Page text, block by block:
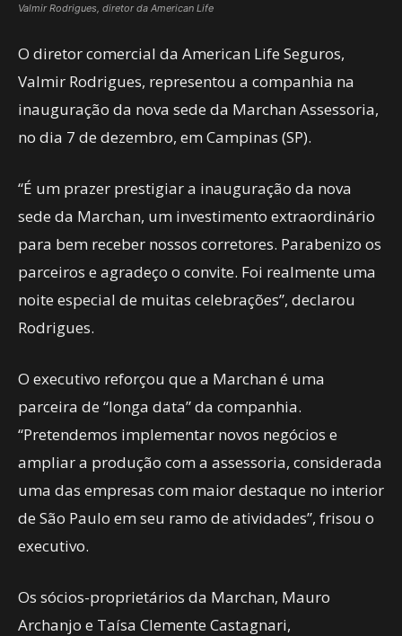
Valmir Rodrigues, diretor da American Life
O diretor comercial da American Life Seguros,
Valmir Rodrigues, representou a companhia na
inauguração da nova sede da Marchan Assessoria,
no dia 7 de dezembro, em Campinas (SP).
“É um prazer prestigiar a inauguração da nova
sede da Marchan, um investimento extraordinário
para bem receber nossos corretores. Parabenizo os
parceiros e agradeço o convite. Foi realmente uma
noite especial de muitas celebrações”, declarou
Rodrigues.
O executivo reforçou que a Marchan é uma
parceira de “longa data” da companhia.
“Pretendemos implementar novos negócios e
ampliar a produção com a assessoria, considerada
uma das empresas com maior destaque no interior
de São Paulo em seu ramo de atividades”, frisou o
executivo.
Os sócios-proprietários da Marchan, Mauro
Archanjo e Taísa Clemente Castagnari,